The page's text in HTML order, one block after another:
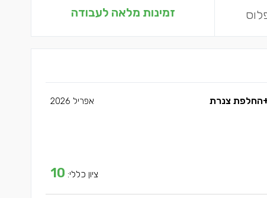
זמינות מלאה לעבודה
+החלפת צנרת אפריל 2026
ציון כללי: 10